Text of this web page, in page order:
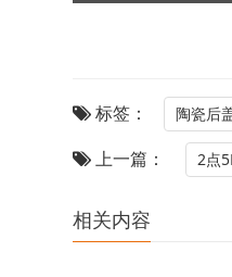
标签： 陶瓷后
上一篇： 2点
相关内容